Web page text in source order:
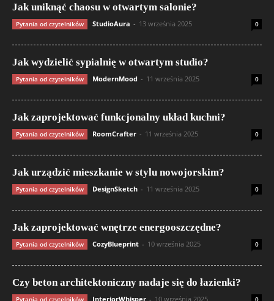
Jak uniknąć chaosu w otwartym salonie?
Pytania od czytelników StudioAura - 13 września 2025 0
Jak wydzielić sypialnię w otwartym studio?
Pytania od czytelników ModernMood - 11 września 2025 0
Jak zaprojektować funkcjonalny układ kuchni?
Pytania od czytelników RoomCrafter - 11 września 2025 0
Jak urządzić mieszkanie w stylu nowojorskim?
Pytania od czytelników DesignSketch - 11 września 2025 0
Jak zaprojektować wnętrze energooszczędne?
Pytania od czytelników CozyBlueprint - 10 września 2025 0
Czy beton architektoniczny nadaje się do łazienki?
Pytania od czytelników InteriorWhisper - 10 września 2025 0